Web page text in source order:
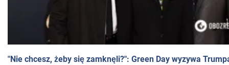
"Nie chcesz, żeby się zamknęli?": Green Day wyzywa